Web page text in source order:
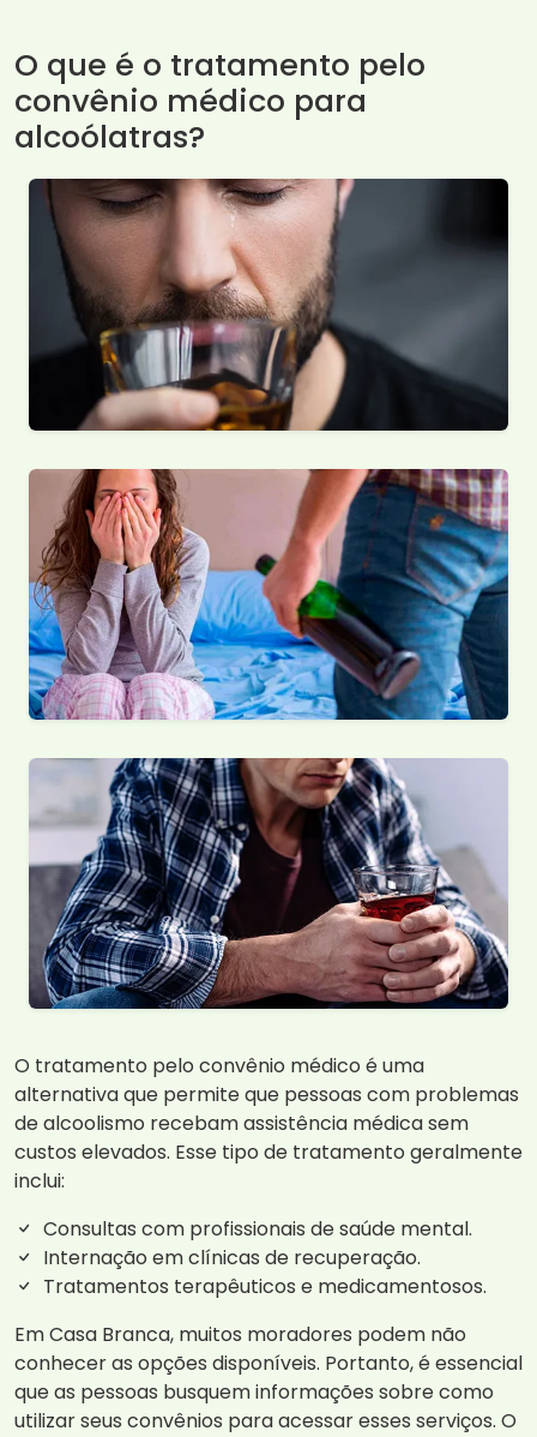
O que é o tratamento pelo
convênio médico para
alcoólatras?
O tratamento pelo convênio médico é uma
alternativa que permite que pessoas com problemas
de alcoolismo recebam assistência médica sem
custos elevados. Esse tipo de tratamento geralmente
inclui:
Consultas com profissionais de saúde mental.
Internação em clínicas de recuperação.
Tratamentos terapêuticos e medicamentosos.
Em Casa Branca, muitos moradores podem não
conhecer as opções disponíveis. Portanto, é essencial
que as pessoas busquem informações sobre como
utilizar seus convênios para acessar esses serviços. O